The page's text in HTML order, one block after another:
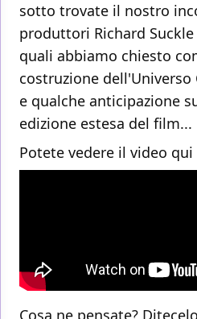
sotto trovate il nostro
produttori Richard Suckle
quali abbiamo chiesto
costruzione dell'Universo
e qualche anticipazione
edizione estesa del film...
Potete vedere il video